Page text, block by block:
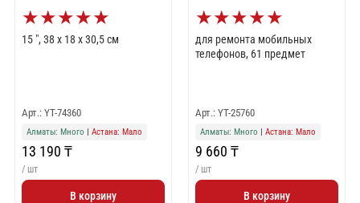
★★★★★
15 ", 38 х 18 х 30,5 см
Арт.: YT-74360
Алматы: Много Астана: Мало
13 190 ₸
/ шт
В корзину
★★★★★
для ремонта мобильных
телефонов, 61 предмет
Арт.: YT-25760
Алматы: Много Астана: Мало
9 660 ₸
/ шт
В корзину